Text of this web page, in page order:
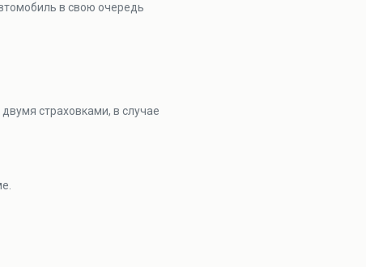
в свою очередь
страховками, в случае